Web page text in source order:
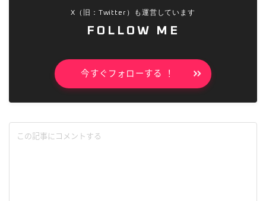
X（旧：Twitter）も運営しています
FOLLOW ME
今すぐフォローする ！